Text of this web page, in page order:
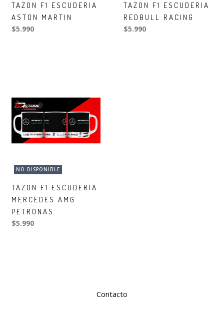
TAZON F1 ESCUDERIA
ASTON MARTIN
$5.990
TAZON F1 ESCUDERIA
REDBULL RACING
$5.990
NO DISPONIBLE
TAZON F1 ESCUDERIA
MERCEDES AMG
PETRONAS
$5.990
Contacto